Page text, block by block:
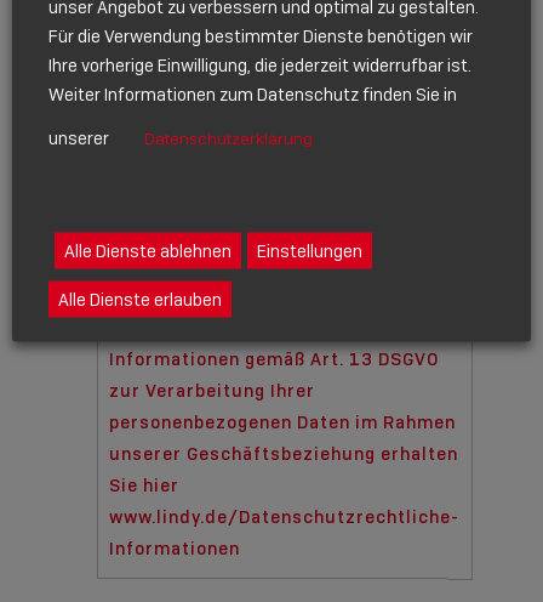
MM
Schrägstrich
TT
Bitte beachten Sie, dass
Sonderanfertigungen gegebenenfalls eine
längere Lieferzeit haben.
meine Daten zur Bearbeitung meiner
Anfrage gespeichert werden. Ich kann
meine Einwilligung jederzeit per E-
Informationen gemäß Art. 13 DSGVO
zur Verarbeitung Ihrer
personenbezogenen Daten im Rahmen
unserer Geschäftsbeziehung erhalten
Sie hier
www.lindy.de/Datenschutzrechtliche-
Informationen
unser Angebot zu verbessern und optimal zu gestalten.
Für die Verwendung bestimmter Dienste benötigen wir
Ihre vorherige Einwilligung, die jederzeit widerrufbar ist.
Weiter Informationen zum Datenschutz finden Sie in
unserer
Datenschutzerklärung
Alle Dienste ablehnen Einstellungen
Alle Dienste erlauben